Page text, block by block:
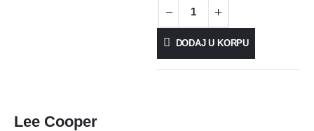
DODAJ U KORPU
Lee Cooper